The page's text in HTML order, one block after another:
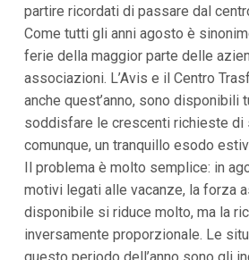
c
i
p
a
e
V
i
i
n
f
o
n
d
o
partire ricordati di passare dal
Come tutti gli anni agosto è
ferie della maggior parte delle
associazioni. L’Avis e il Centro
anche quest’anno, sono disponibili
soddisfare le crescenti richieste di
comunque, un tranquillo esodo
Il problema è molto semplice: in
motivi legati alle vacanze, la forza
disponibile si riduce molto, ma la
inversamente proporzionale. Le